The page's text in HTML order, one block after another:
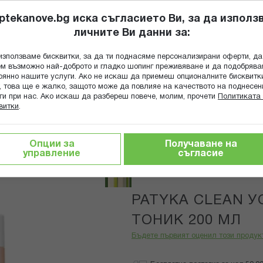
Търсене
ПОПИТАЙ
ГРИЖА ЗА МАЙКАТА И ДЕТЕТО ХРАНИТЕЛНИ ДОБАВКИ
за лице PATYKA CLEAN УСПОКОЯВАЩ МЛЕЧЕН
PATYKA
PATYKA
ТОНИК 200 МЛ
Бъдете първият оценил този
иска съгласието Ви, за да
личните Ви данни за:
бисквитки, за да ти поднасяме персонализирани оферти, да
възможно най-доброто и гладко шопинг преживяване и да
нашите услуги. Ако не искаш да приемеш опционалните
това ще е жалко, защото може да повлияе на качеството на
при нас. Ако искаш да разбереш повече, молим, прочети
Политиката
.
Опции за
управление
Получаване на
съгласие